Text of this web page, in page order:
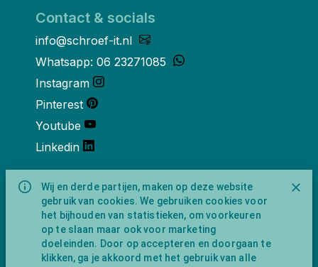
Wij en derde partijen, maken op deze website
gebruik van cookies. We gebruiken cookies voor
het bijhouden van statistieken, om voorkeuren
op te slaan maar ook voor marketing
doeleinden. Door op accepteren en doorgaan te
klikken, ga je akkoord met het gebruik van alle
Contact & socials
info@schroef-it.nl
Whatsapp: 06 23271085
Instagram
Pinterest
Youtube
Linkedin
Over ons
Schroef-it is een handelsnaam van
NewFeather B.V. geregisteerd onder KVK
nummer 91702593 met BTW-
identificatienummer NL865743009B01.